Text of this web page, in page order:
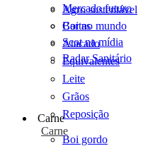
Agro sustentável
Cartas
Scot na mídia
Radar Sanitário
Mercado futuro
Boi no mundo
Atacado
Equivalentes
Leite
Grãos
Reposição
Carne
Carne
Boi gordo